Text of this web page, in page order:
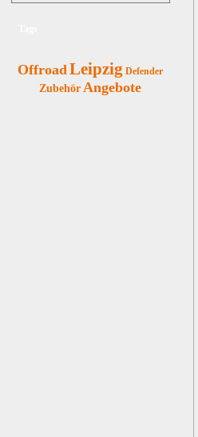
OffroadLeipzig Defender
Zubehör Angebote